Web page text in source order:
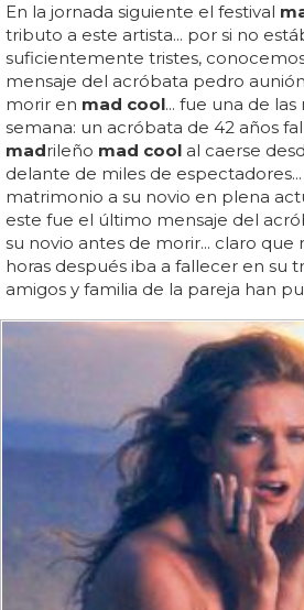
En la jornada siguiente el festival
tributo a este artista... por si no
suficientemente tristes,
mensaje del acróbata pedro
morir en mad cool... fue una de
semana: un acróbata de 42 años
madrileño mad cool al caerse
delante de miles de
matrimonio a su novio en plena
este fue el último mensaje del
su novio antes de morir... claro que
horas después iba a fallecer en su
amigos y familia de la pareja han